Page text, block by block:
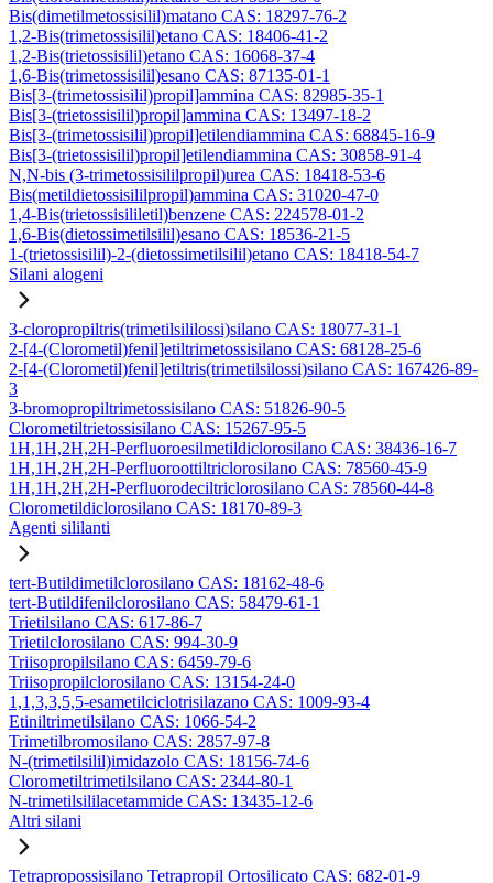
Bis(dimetilmetossisilil)matano CAS: 18297-76-2
1,2-Bis(trimetossisilil)etano CAS: 18406-41-2
1,2-Bis(trietossisilil)etano CAS: 16068-37-4
1,6-Bis(trimetossisilil)esano CAS: 87135-01-1
Bis[3-(trimetossisilil)propil]ammina CAS: 82985-35-1
Bis[3-(trietossisilil)propil]ammina CAS: 13497-18-2
Bis[3-(trimetossisilil)propil]etilendiammina CAS: 68845-16-9
Bis[3-(trietossisilil)propil]etilendiammina CAS: 30858-91-4
N,N-bis (3-trimetossisililpropil)urea CAS: 18418-53-6
Bis(metildietossisililpropil)ammina CAS: 31020-47-0
1,4-Bis(trietossisililetil)benzene CAS: 224578-01-2
1,6-Bis(dietossimetilsilil)esano CAS: 18536-21-5
1-(trietossisilil)-2-(dietossimetilsilil)etano CAS: 18418-54-7
Silani alogeni
3-cloropropiltris(trimetilsililossi)silano CAS: 18077-31-1
2-[4-(Clorometil)fenil]etiltrimetossisilano CAS: 68128-25-6
2-[4-(Clorometil)fenil]etiltris(trimetilsilossi)silano CAS: 167426-89-
3
3-bromopropiltrimetossisilano CAS: 51826-90-5
Clorometiltrietossisilano CAS: 15267-95-5
1H,1H,2H,2H-Perfluoroesilmetildiclorosilano CAS: 38436-16-7
1H,1H,2H,2H-Perfluoroottiltriclorosilano CAS: 78560-45-9
1H,1H,2H,2H-Perfluorodeciltriclorosilano CAS: 78560-44-8
Clorometildiclorosilano CAS: 18170-89-3
Agenti sililanti
tert-Butildimetilclorosilano CAS: 18162-48-6
tert-Butildifenilclorosilano CAS: 58479-61-1
Trietilsilano CAS: 617-86-7
Trietilclorosilano CAS: 994-30-9
Triisopropilsilano CAS: 6459-79-6
Triisopropilclorosilano CAS: 13154-24-0
1,1,3,3,5,5-esametilciclotrisilazano CAS: 1009-93-4
Etiniltrimetilsilano CAS: 1066-54-2
Trimetilbromosilano CAS: 2857-97-8
N-(trimetilsilil)imidazolo CAS: 18156-74-6
Clorometiltrimetilsilano CAS: 2344-80-1
N-trimetilsililacetammide CAS: 13435-12-6
Altri silani
Tetrapropossisilano Tetrapropil Ortosilicato CAS: 682-01-9